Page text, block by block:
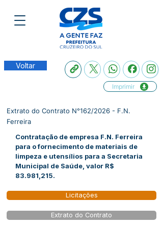
Voltar
Imprimir
Extrato do Contrato N°162/2026 - F.N.
Ferreira
Contratação de empresa F.N. Ferreira
para o fornecimento de materiais de
limpeza e utensílios para a Secretaria
Municipal de Saúde, valor R$
83.981,215.
Licitações
Extrato do Contrato